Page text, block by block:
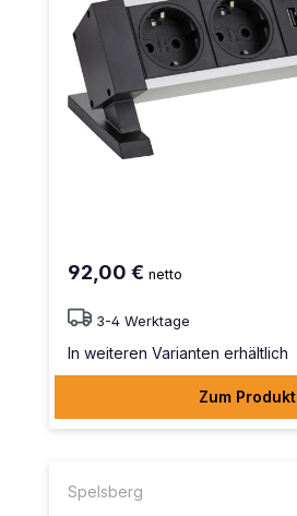
92,00 € netto
3-4 Werktage
In weiteren Varianten erhältlich
Zum Produkt
Spelsberg